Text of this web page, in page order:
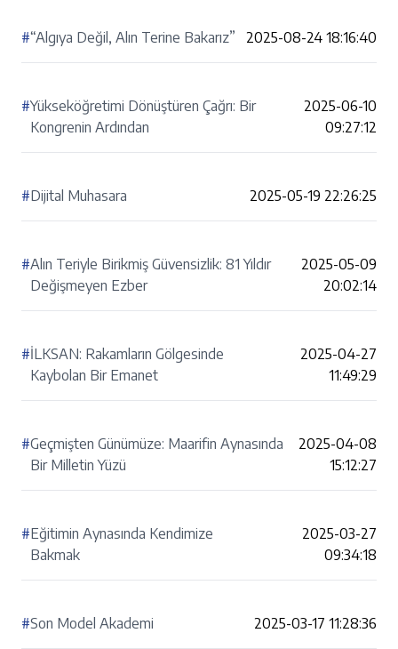
#“Algıya Değil, Alın Terine Bakarız” 2025-08-24 18:16:40
#Yükseköğretimi Dönüştüren Çağrı: Bir
Kongrenin Ardından
2025-06-10
09:27:12
#Dijital Muhasara 2025-05-19 22:26:25
#Alın Teriyle Birikmiş Güvensizlik: 81 Yıldır
Değişmeyen Ezber
2025-05-09
20:02:14
#İLKSAN: Rakamların Gölgesinde
Kaybolan Bir Emanet
2025-04-27
11:49:29
#Geçmişten Günümüze: Maarifin Aynasında
Bir Milletin Yüzü
2025-04-08
15:12:27
#Eğitimin Aynasında Kendimize
Bakmak
2025-03-27
09:34:18
#Son Model Akademi 2025-03-17 11:28:36